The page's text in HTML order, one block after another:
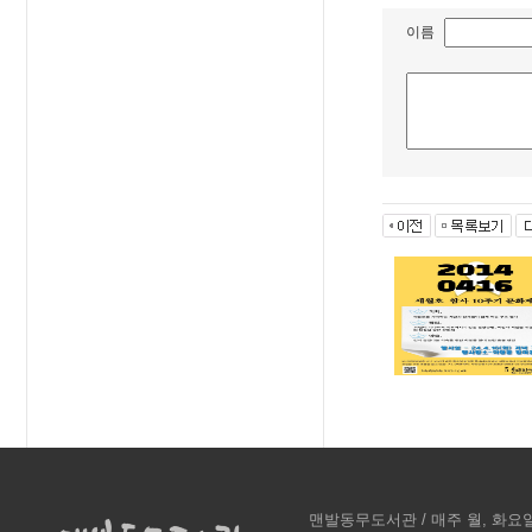
이름
맨발동무도서관 / 매주 월, 화요